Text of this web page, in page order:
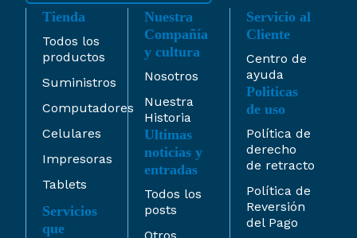
Tienda
Todos los
productos
Suministros
Computadores
Celulares
Impresoras
Tablets
Servicios
que
Nuestra
Compañía
y cultura
Nosotros
Nuestra
Historia
Ultimas
noticias y
entradas
Todos los
posts
Servicio al
Cliente
Centro de
ayuda
Politicas
de uso
Política de
derecho
de retracto
Política de
Reversión
del Pago